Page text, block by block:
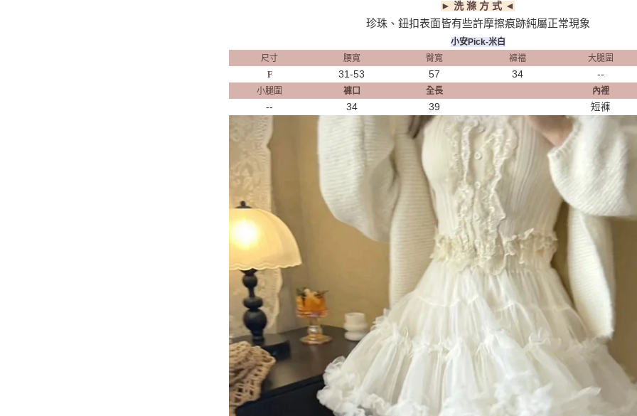
► 洗 滌 方 式 ◄
珍珠、鈕扣表面皆有些許摩擦痕跡純屬正常現象
小安Pick-米白
尺寸
腰寬 臀寬 褲襠
大腿圍
F
31-53 57 34 --
小腿圍 褲口 全長 內裡
-- 34 39 短褲